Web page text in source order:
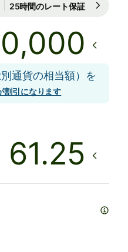
25時間のレート保証
通貨の相当額）を
割引になります